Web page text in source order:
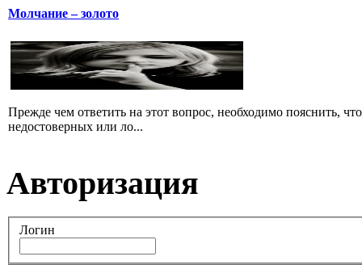
Молчание – золото
Прежде чем ответить на этот вопрос, необходимо пояснить,
недостоверных или ло...
Авторизация
Логин